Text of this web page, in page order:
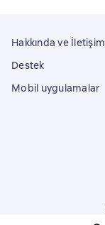
Hakkında ve İletişim
Destek
Mobil uygulamalar